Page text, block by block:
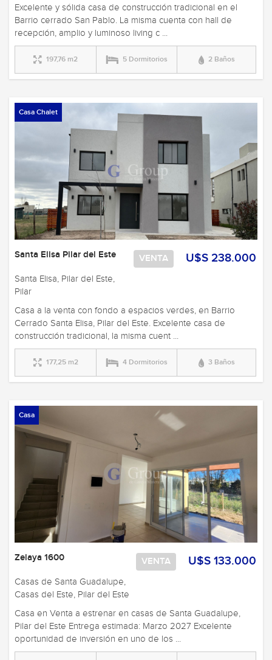
Excelente y sólida casa de construcción tradicional en el
Barrio cerrado San Pablo. La misma cuenta con hall de
recepción, amplio y luminoso living c ...
197,76 m2 5 Dormitorios 2 Baños
Casa Chalet
U$S 238.000
VENTA
Santa Elisa Pilar del Este
Santa Elisa, Pilar del Este,
Pilar
Casa a la venta con fondo a espacios verdes, en Barrio
Cerrado Santa Elisa, Pilar del Este. Excelente casa de
construcción tradicional, la misma cuent ...
177,25 m2 4 Dormitorios 3 Baños
Casa
U$S 133.000
VENTA
Zelaya 1600
Casas de Santa Guadalupe,
Casas del Este, Pilar del Este
Casa en Venta a estrenar en casas de Santa Guadalupe,
Pilar del Este Entrega estimada: Marzo 2027 Excelente
oportunidad de inversión en uno de los ...